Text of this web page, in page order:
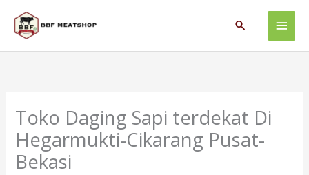
content
Main
Search
Toko Daging Sapi terdekat Di
Hegarmukti-Cikarang Pusat-
Bekasi